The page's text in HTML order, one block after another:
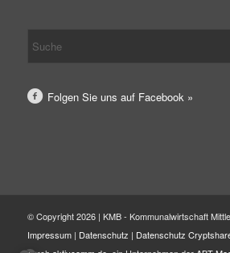
Folgen Sie uns auf Facebook »
© Copyright 2026 | KMB - Kommunalwirtschaft
Impressum| Datenschutz | Datenschutz